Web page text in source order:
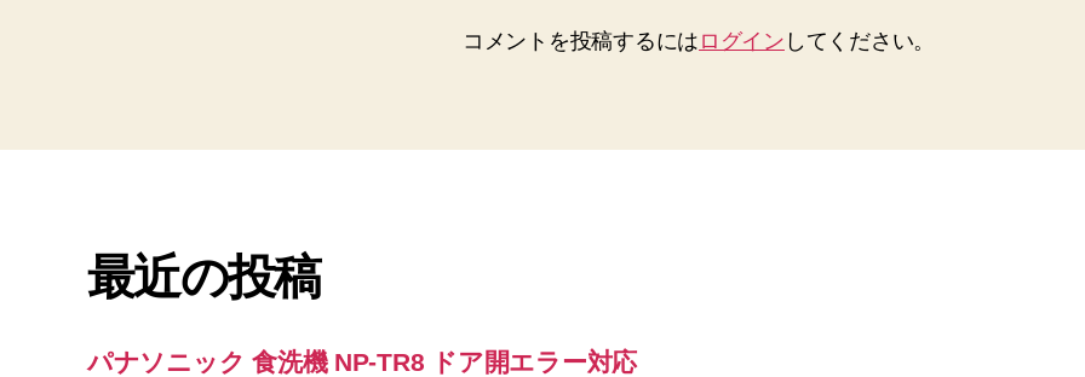
コメントを投稿するには ログイン してください。
最近の投稿
パナソニック 食洗機 NP-TR8 ドア開エラー対応